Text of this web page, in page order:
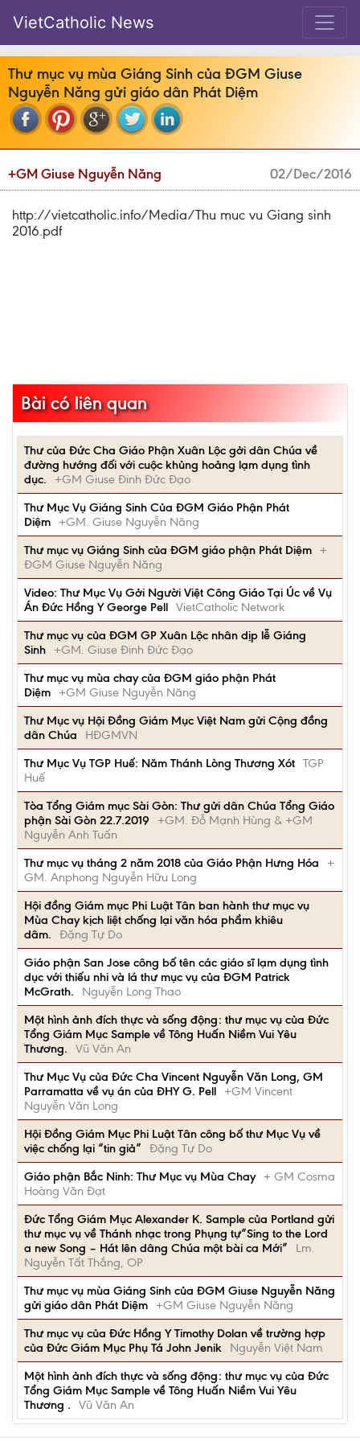
VietCatholic News
Thư mục vụ mùa Giáng Sinh của ĐGM Giuse
Nguyễn Năng gửi giáo dân Phát Diệm
+GM Giuse Nguyễn Năng 02/Dec/2016
http://vietcatholic.info/Media/Thu muc vu Giang sinh
2016.pdf
Bài có liên quan
Thư của Đức Cha Giáo Phận Xuân Lộc gởi dân Chúa về
đường hướng đối với cuộc khủng hoảng lạm dụng tình
dục.
+GM Giuse Đinh Đức Đạo
Thư Mục Vụ Giáng Sinh Của ĐGM Giáo Phận Phát
Diệm +GM. Giuse Nguyễn Năng
Thư mục vụ Giáng Sinh của ĐGM giáo phận Phát Diệm +
ĐGM Giuse Nguyễn Năng
Video: Thư Mục Vụ Gởi Người Việt Công Giáo Tại Úc về Vụ
Án Đức Hồng Y George Pell VietCatholic Network
Thư mục vụ của ĐGM GP Xuân Lộc nhân dịp lễ Giáng
Sinh +GM. Giuse Đinh Đức Đạo
Thư mục vụ mùa chay của ĐGM giáo phận Phát
Diệm +GM Giuse Nguyễn Năng
Thư Mục vụ Hội Đồng Giám Mục Việt Nam gửi Cộng đồng
dân Chúa
HĐGMVN
Thư Mục Vụ TGP Huế: Năm Thánh Lòng Thương Xót TGP
Huế
Tòa Tổng Giám mục Sài Gòn: Thư gửi dân Chúa Tổng Giáo
phận Sài Gòn 22.7.2019
+GM. Đỗ Mạnh Hùng & +GM
Nguyễn Anh Tuấn
Thư mục vụ tháng 2 năm 2018 của Giáo Phận Hưng Hóa
+
GM. Anphong Nguyễn Hữu Long
Hội đồng Giám mục Phi Luật Tân ban hành thư mục vụ
Mùa Chay kịch liệt chống lại văn hóa phẩm khiêu
dâm.
Đặng Tự Do
Giáo phận San Jose công bố tên các giáo sĩ lạm dụng tình
dục với thiếu nhi và lá thư mục vụ của ĐGM Patrick
McGrath.
Nguyễn Long Thao
Một hình ảnh đích thực và sống động: thư mục vụ của Đức
Tổng Giám Mục Sample về Tông Huấn Niềm Vui Yêu
Thương.
Vũ Văn An
Thư Mục Vụ của Đức Cha Vincent Nguyễn Văn Long, GM
Parramatta về vụ án của ĐHY G. Pell +GM Vincent
Nguyễn Văn Long
Hội Đồng Giám Mục Phi Luật Tân công bố thư Mục Vụ về
việc chống lại “tin giả”
Đặng Tự Do
Giáo phận Bắc Ninh: Thư Mục vụ Mùa Chay + GM Cosma
Hoàng Văn Đạt
Đức Tổng Giám Mục Alexander K. Sample của Portland gửi
thư mục vụ về Thánh nhạc trong Phụng tự“Sing to the Lord
a new Song – Hát lên dâng Chúa một bài ca Mới”
Lm.
Nguyễn Tất Thắng, OP
Thư mục vụ mùa Giáng Sinh của ĐGM Giuse Nguyễn Năng
gửi giáo dân Phát Diệm +GM Giuse Nguyễn Năng
Thư mục vụ của Đức Hồng Y Timothy Dolan về trường hợp
của Đức Giám Mục Phụ Tá John Jenik
Nguyễn Việt Nam
Một hình ảnh đích thực và sống động: thư mục vụ của Đức
Tổng Giám Mục Sample về Tông Huấn Niềm Vui Yêu
Thương .
Vũ Văn An